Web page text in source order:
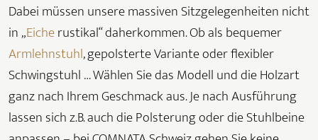
Dabei müssen unsere massiven Sitzgelegenheiten nicht
in „Eicherustikal“ daherkommen. Ob als bequemer
Armlehnstuhl, gepolsterte Variante oder flexibler
Schwingstuhl … Wählen Sie das Modell und die Holzart
ganz nach Ihrem Geschmack aus. Je nach Ausführung
lassen sich z.B. auch die Polsterung oder die Stuhlbeine